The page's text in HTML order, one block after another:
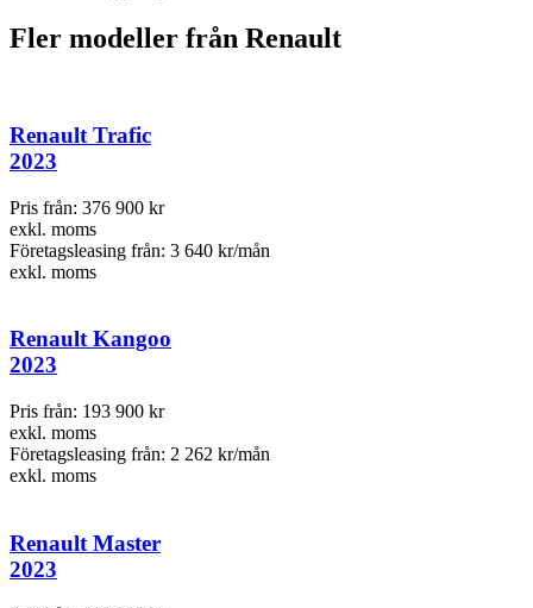
Fler modeller från Renault
Renault Trafic
2023
Pris från: 376 900 kr
exkl. moms
Företagsleasing från: 3 640 kr/mån
exkl. moms
Renault Kangoo
2023
Pris från: 193 900 kr
exkl. moms
Företagsleasing från: 2 262 kr/mån
exkl. moms
Renault Master
2023